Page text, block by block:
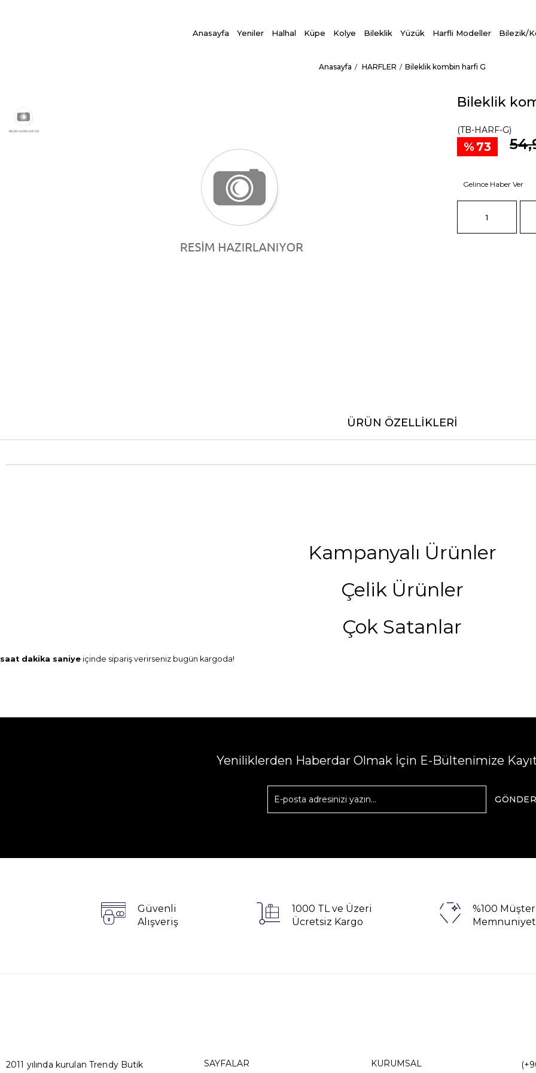
Anasayfa Yeniler Halhal Küpe Kolye Bileklik Yüzük Harfli Modeller Bilezik/
Anasayfa HARFLER
Bileklik kombin harfi G
Bileklik
(TB-HARF-G)
73
Gelince Haber Ver
ÜRÜN ÖZELLIKLERI
Kampanyalı Ürünler
Çelik Ürünler
Çok Satanlar
saat dakika saniye içinde sipariş verirseniz bugün kargoda!
Yeniliklerden Haberdar Olmak İçin E-Bültenimize
GÖNDER
Güvenli
Alışveriş
1000 TL ve Üzeri
Ücretsiz Kargo
%100
2011 yılında kurulan Trendy Butik
SAYFALAR KURUMSAL